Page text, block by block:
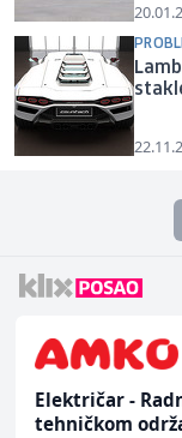
Električar -
tehničkom